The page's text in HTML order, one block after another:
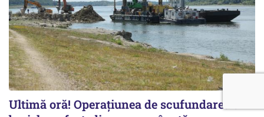
Ultimă oră! Operațiunea de scufundarea a